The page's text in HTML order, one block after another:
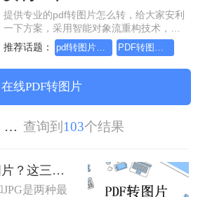
提供专业的pdf转图片怎么转，给大家安利
一下方案，采用智能对象流重构技术，确
保文档1:1高保真还原且排版不乱码。支持
一键批量处理，全链路 SSL 加密保障隐私
安全。助您快速实现pdf转图片怎么转，给
大家安利一下，无需安装，高效办公。
推荐话题： pdf转图片怎么转，这个方法简单又方便
在线PDF转图片
pdf转图片怎么转，给大家安利一下 查询到 103个结果
pdf怎么转换成jpg图片？这三种方法简单又实用！
是两种最